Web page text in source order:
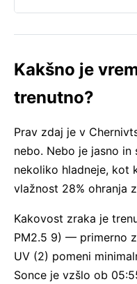
Kakšno je
trenutno?
Prav zdaj je v
nebo. Nebo je jasno
nekoliko hladneje, kot
vlažnost 28% ohranja
Kakovost zraka je
PM2.5 9) — primerno
UV (2) pomeni
Sonce je vzšlo ob